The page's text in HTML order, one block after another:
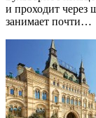
и проходит
занимает почти…